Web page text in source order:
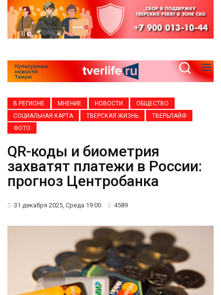
В РЕГИОНЕ МНЕНИЕ НОВОСТИ
ОБЩЕСТВО
СОЦИАЛЬНАЯ КАРТА
ТВЕРСКАЯ ЖИЗНЬ
ТВЕРЬЛАЙФ
ФОТО
QR-коды и биометрия
захватят платежи в России:
прогноз Центробанка
31 декабря 2025, Среда 19:00 4589